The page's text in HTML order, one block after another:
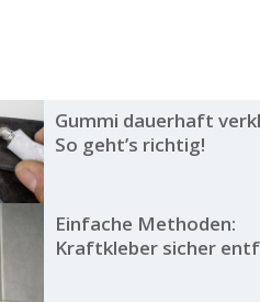
Gummi dauerhaft
So geht’s richtig!
Einfache Methoden:
Kraftkleber sicher